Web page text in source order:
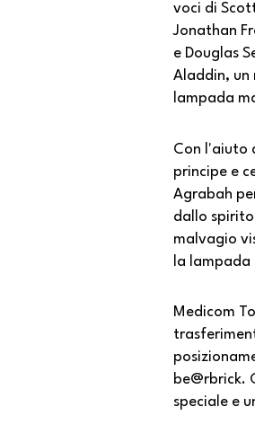
voci di
Jonathan
e Douglas
Aladdin, un
lampada
Con l'aiuto
principe e
Agrabah
dallo spirito
malvagio
la lampada
Medicom
be@rbrick.
speciale e